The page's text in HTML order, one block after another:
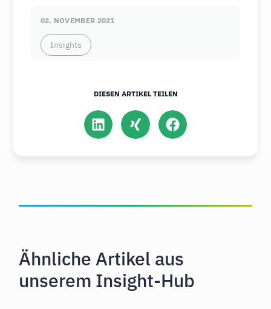
02. NOVEMBER 2021
Insights
DIESEN ARTIKEL TEILEN
Ähnliche Artikel aus
unserem Insight-Hub